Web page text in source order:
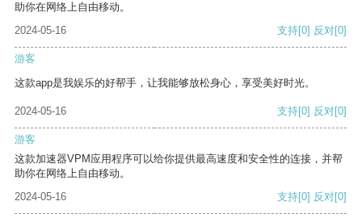
助你在网络上自由移动。
2024-05-16
支持[0] 反对[0]
游客
这款app是我娱乐的好帮手，让我能够放松身心，享受美好时光。
2024-05-16 支持[0] 反对[0]
游客
这款加速器VPM应用程序可以给你提供最高速度和安全性的连接，并帮
助你在网络上自由移动。
2024-05-16
支持[0] 反对[0]